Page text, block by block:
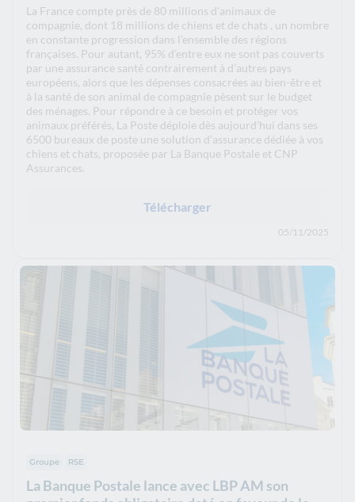
La France compte près de 80 millions d’animaux de
compagnie, dont 18 millions de chiens et de chats , un nombre
en constante progression dans l’ensemble des régions
françaises. Pour autant, 95% d’entre eux ne sont pas couverts
par une assurance santé contrairement à d’autres pays
européens, alors que les dépenses consacrées au bien-être et
à la santé de son animal de compagnie pèsent sur le budget
des ménages. Pour répondre à ce besoin et protéger vos
animaux préférés, La Poste déploie dès aujourd’hui dans ses
6500 bureaux de poste une solution d’assurance dédiée à vos
chiens et chats, proposée par La Banque Postale et CNP
Assurances.
Télécharger
05/11/2025
Groupe RSE
La Banque Postale lance avec LBP AM son